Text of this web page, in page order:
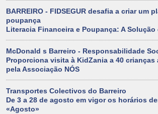
BARREIRO - FIDSEGUR desafia a criar um
poupança
Literacia Financeira e Poupança: A Solução
McDonald s Barreiro - Responsabilidade
Proporciona visita à KidZania a 40 crianças
pela Associação NÓS
Transportes Colectivos do Barreiro
De 3 a 28 de agosto em vigor os horários
«Agosto»